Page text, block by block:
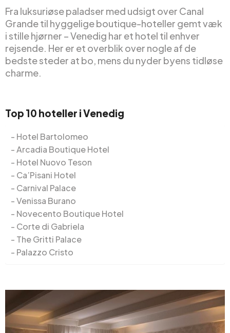
Fra luksuriøse paladser med udsigt over Canal
Grande til hyggelige boutique-hoteller gemt væk
i stille hjørner – Venedig har et hotel til enhver
rejsende. Her er et overblik over nogle af de
bedste steder at bo, mens du nyder byens tidløse
charme.
Top 10 hoteller i Venedig
Hotel Bartolomeo
Arcadia Boutique Hotel
Hotel Nuovo Teson
Ca’Pisani Hotel
Carnival Palace
Venissa Burano
Novecento Boutique Hotel
Corte di Gabriela
The Gritti Palace
Palazzo Cristo